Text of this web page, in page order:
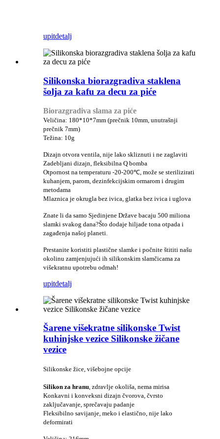
upitdetalj
Silikonska biorazgradiva staklena
šolja za kafu za decu za piće
Biorazgradiva slama za piće
Veličina: 180*10*7mm (prečnik 10mm, unutrašnji
prečnik 7mm)
Težina: 10g
Dizajn otvora ventila, nije lako skliznuti i ne zaglaviti
Zadebljani dizajn, fleksibilna Q bomba
Otpornost na temperaturu -20-200℃, može se sterilizirati
kuhanjem, parom, dezinfekcijskim ormarom i drugim
metodama
Mlaznica je okrugla bez ivica, glatka bez ivica i uglova
Znate li da samo Sjedinjene Države bacaju 500 miliona
slamki svakog dana?Što dodaje hiljade tona otpada i
zagađenja našoj planeti.
Prestanite koristiti plastične slamke i počnite štititi našu
okolinu zamjenjujući ih silikonskim slamčicama za
višekratnu upotrebu odmah!
upitdetalj
Šarene višekratne silikonske Twist
kuhinjske vezice Silikonske žičane
vezice
Silikonske žice, višebojne opcije
Silikon za hranu, zdravlje okoliša, nema mirisa
Konkavni i konveksni dizajn čvorova, čvrsto
zaključavanje, sprečavaju padanje
Fleksibilno savijanje, meko i elastično, nije lako
deformirati